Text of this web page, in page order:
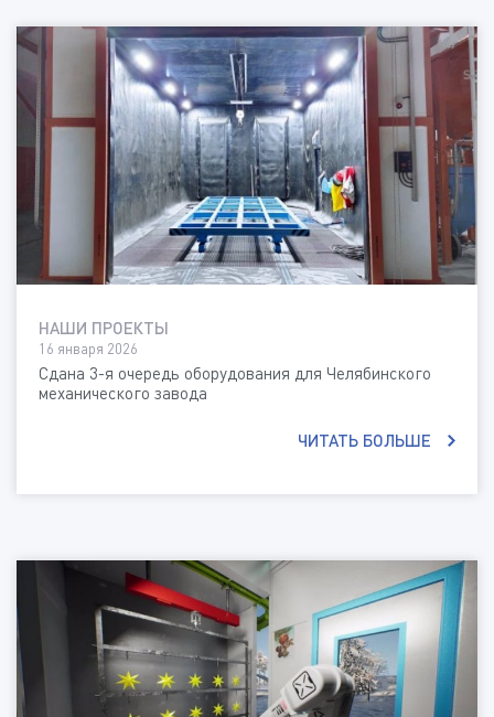
НАШИ ПРОЕКТЫ
16 января 2026
Сдана 3-я очередь оборудования для Челябинского
механического завода
ЧИТАТЬ БОЛЬШЕ